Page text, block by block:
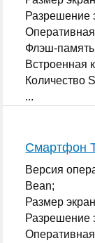
Разрешение
Флэш-
Встроенная
Количество
...
Смартфон
Версия
Bean;
Размер
Разрешение